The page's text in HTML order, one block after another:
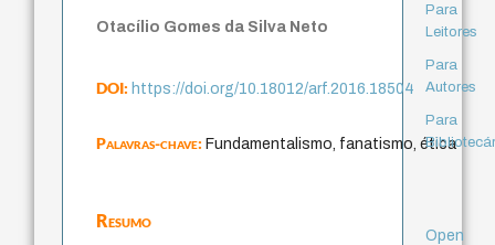
Otacílio Gomes da Silva Neto
DOI:https://doi.org/10.18012/arf.2016.18504
Palavras-chave:Fundamentalismo, fanatismo, ética
Resumo
Para
Leitores
Para
Autores
Para
Open